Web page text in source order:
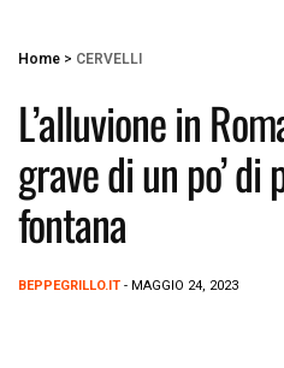
Home > CERVELLI
L’alluvione in
grave di un po’ di
fontana
BEPPEGRILLO.IT - MAGGIO 24, 2023